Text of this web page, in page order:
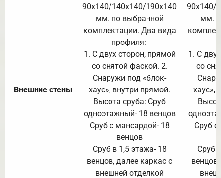
Внешние стены
90х140/140х140/190х140
мм. по выбранной
комплектации. Два вида
профиля:
1. С двух сторон, прямой
со снятой фаской. 2.
Снаружи под «блок-
хаус», внутри прямой.
Высота сруба: Сруб
одноэтажный- 18 венцов
Сруб с мансардой- 18
венцов
Сруб в 1,5 этажа- 18
венцов, далее каркас с
внешней отделкой
90х140/
мм.
1. С
со
хаус»,
Сруб с
Сруб